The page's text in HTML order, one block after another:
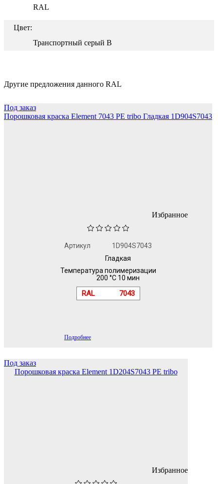
RAL
Цвет:
Транспортный серый B
Другие предложения данного RAL
Под заказ
Порошковая краска Element 7043 PE tribo Гладкая 1D904S7043
Избранное
Артикул
1D904S7043
Гладкая
Температура полимеризации
200 °C 10 мин
RAL 7043
Подробнее
Под заказ
Порошковая краска Element 1D204S7043 PE tribo
Избранное